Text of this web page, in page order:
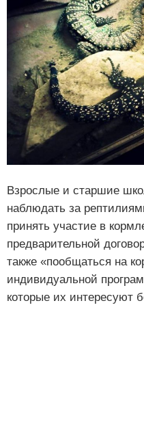
Взрослые и старшие
наблюдать за
принять участие в
предварительной
также «пообщаться на
индивидуальной
которые их интересуют